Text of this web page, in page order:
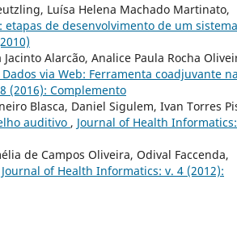
Luísa Helena Machado Martinato,
de desenvolvimento de um sistema
Alarcão, Analice Paula Rocha
via Web: Ferramenta coadjuvante na
(2016): Complemento
Blasca, Daniel Sigulem, Ivan Torres
auditivo , Journal of Health
de Campos Oliveira, Odival Faccenda,
Journal of Health Informatics: v. 4 (2012):